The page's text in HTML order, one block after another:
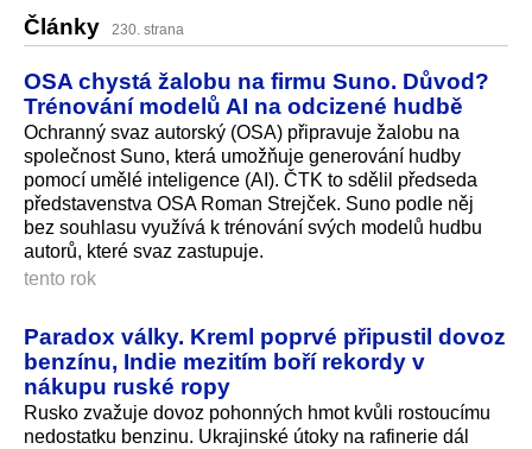
Články 230. strana
OSA chystá žalobu na firmu Suno. Důvod?
Trénování modelů AI na odcizené hudbě
Ochranný svaz autorský (OSA) připravuje žalobu na
společnost Suno, která umožňuje generování hudby
pomocí umělé inteligence (AI). ČTK to sdělil předseda
představenstva OSA Roman Strejček. Suno podle něj
bez souhlasu využívá k trénování svých modelů hudbu
autorů, které svaz zastupuje.
tento rok
Paradox války. Kreml poprvé připustil dovoz
benzínu, Indie mezitím boří rekordy v
nákupu ruské ropy
Rusko zvažuje dovoz pohonných hmot kvůli rostoucímu
nedostatku benzinu. Ukrajinské útoky na rafinerie dál